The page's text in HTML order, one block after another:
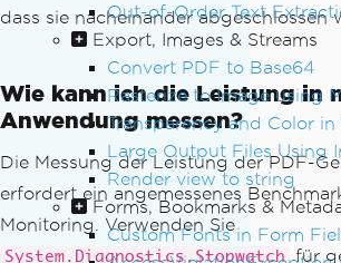
Out-of-Order Text
Export, Images & Streams
Convert PDF to Base64
Rasterize to Image using
Transparency and Color
Large Output Files Using
Render view to string
Forms, Bookmarks &
Custom Fonts in Form
dass sie nacheinander abgeschlossen
Wie kann ich die Leistung in
Anwendung messen?
Die Messung der Leistung der PDF-
erfordert ein angemessenes
Monitoring. Verwenden Sie
System.Diagnostics.Stopwatch für